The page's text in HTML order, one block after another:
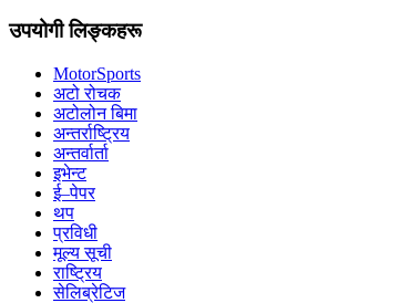
उपयोगी लिङ्कहरू
MotorSports
अटो रोचक
अटोलोन बिमा
अन्तर्राष्ट्रिय
अन्तर्वार्ता
इभेन्ट
ई–पेपर
थप
प्रविधी
मूल्य सूची
राष्ट्रिय
सेलिब्रेटिज